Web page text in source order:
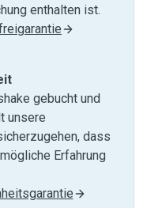
enthalten ist.
gebucht und
unsere
dass
Erfahrung